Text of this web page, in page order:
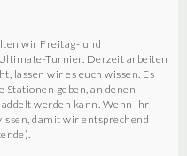
wir Freitag- und
Ultimate-Turnier. Derzeit arbeiten
lassen wir es euch wissen. Es
geben, an denen
werden kann. Wenn ihr
damit wir entsprechend